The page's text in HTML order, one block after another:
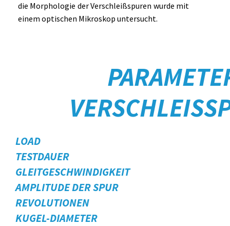
die Morphologie der Verschleißspuren wurde mit
einem optischen Mikroskop untersucht.
LOAD
TESTDAUER
GLEITGESCHWINDIGKEIT
AMPLITUDE DER SPUR
REVOLUTIONEN
KUGEL-DIAMETER